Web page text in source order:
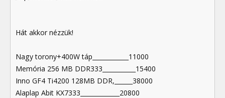
Hát akkor nézzük!
Nagy torony+400W táp____________11000
Memória 256 MB DDR333___________15400
Inno GF4 Ti4200 128MB DDR,______38000
Alaplap Abit KX7333_____________20800